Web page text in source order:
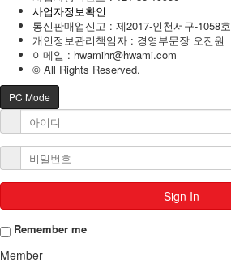
사업자정보확인
통신판매업신고 : 제2017-인천서구-1058호
개인정보관리책임자 : 경영부문장 오진원
이메일 : hwamihr@hwami.com
© All Rights Reserved.
PC Mode
Sign In
Remember me
Member